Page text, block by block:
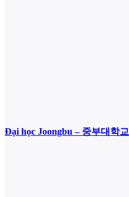
Đại học Joongbu – 중부대학교